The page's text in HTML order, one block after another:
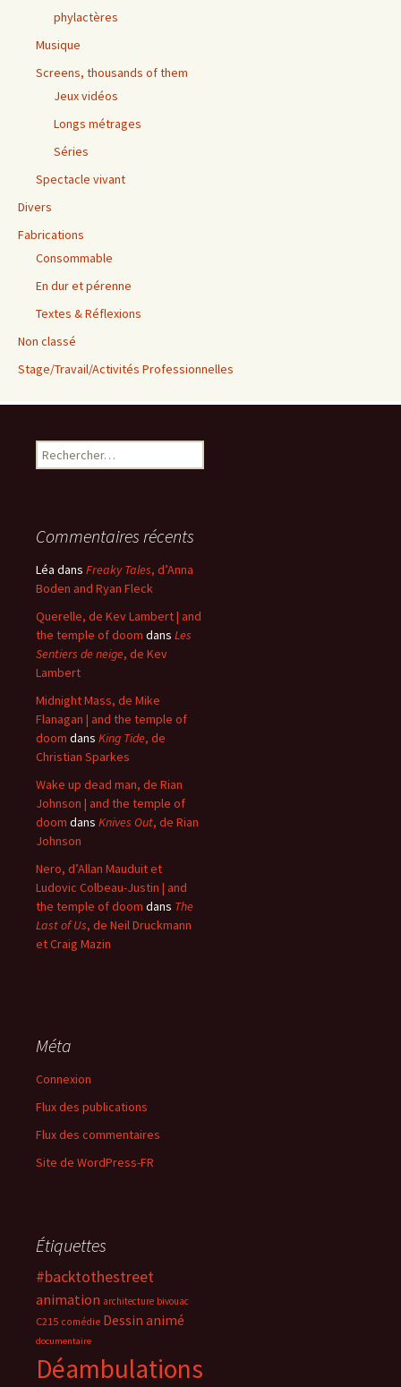
phylactères
Musique
Screens, thousands of them
Jeux vidéos
Longs métrages
Séries
Spectacle vivant
Divers
Fabrications
Consommable
En dur et pérenne
Textes & Réflexions
Non classé
Stage/Travail/Activités Professionnelles
Rechercher :
Commentaires récents
Léa dans Freaky Tales, d’Anna
Boden and Ryan Fleck
Querelle, de Kev Lambert | and
the temple of doom dans Les
Sentiers de neige, de Kev
Lambert
Midnight Mass, de Mike
Flanagan | and the temple of
doom dans King Tide, de
Christian Sparkes
Wake up dead man, de Rian
Johnson | and the temple of
doom dans Knives Out, de Rian
Johnson
Nero, d’Allan Mauduit et
Ludovic Colbeau-Justin | and
the temple of doom dans The
Last of Us, de Neil Druckmann
et Craig Mazin
Méta
Connexion
Flux des publications
Flux des commentaires
Site de WordPress-FR
Étiquettes
#backtothestreet
animation architecture bivouac
C215 comédie Dessin animé
documentaire
Déambulations